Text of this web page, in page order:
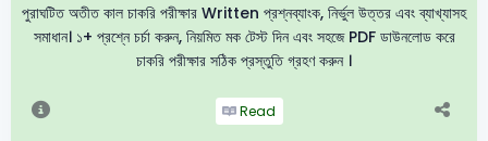
পুরাঘটিত অতীত কাল চাকরি পরীক্ষার Written প্রশ্নব্যাংক, নির্ভুল উত্তর এবং ব্যাখ্যাসহ
সমাধান। ১+ প্রশ্নে চর্চা করুন, নিয়মিত মক টেস্ট দিন এবং সহজে PDF ডাউনলোড করে
চাকরি পরীক্ষার সঠিক প্রস্তুতি গ্রহণ করুন ।
Read